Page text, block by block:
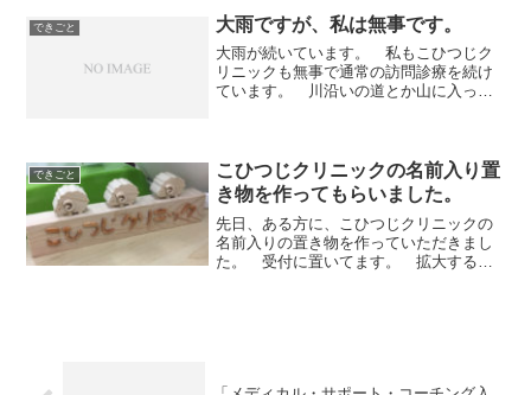
できごと 大雨ですが、私は無事です。
大雨が続いています。 私もこひつじク
リニックも無事で通常の訪問診療を続け
ています。 川沿いの道とか山に入って
でもと言うか、こんな時だ...
できごと
こひつじクリニックの名前入り置
き物を作ってもらいました。
先日、ある方に、こひつじクリニックの
名前入りの置き物を作っていただきまし
た。 受付に置いてます。 拡大すると